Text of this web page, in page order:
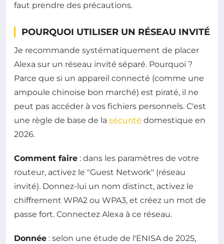
faut prendre des précautions.
POURQUOI UTILISER UN RÉSEAU INVITÉ
Je recommande systématiquement de placer
Alexa sur un réseau invité séparé. Pourquoi ?
Parce que si un appareil connecté (comme une
ampoule chinoise bon marché) est piraté, il ne
peut pas accéder à vos fichiers personnels. C'est
une règle de base de la sécurité domestique en
2026.
Comment faire : dans les paramètres de votre
routeur, activez le "Guest Network" (réseau
invité). Donnez-lui un nom distinct, activez le
chiffrement WPA2 ou WPA3, et créez un mot de
passe fort. Connectez Alexa à ce réseau.
Donnée : selon une étude de l'ENISA de 2025,